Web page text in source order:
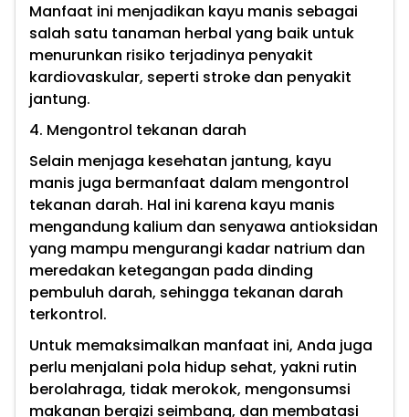
Manfaat ini menjadikan kayu manis sebagai
salah satu tanaman herbal yang baik untuk
menurunkan risiko terjadinya penyakit
kardiovaskular, seperti stroke dan penyakit
jantung.
4. Mengontrol tekanan darah
Selain menjaga kesehatan jantung, kayu
manis juga bermanfaat dalam mengontrol
tekanan darah. Hal ini karena kayu manis
mengandung kalium dan senyawa antioksidan
yang mampu mengurangi kadar natrium dan
meredakan ketegangan pada dinding
pembuluh darah, sehingga tekanan darah
terkontrol.
Untuk memaksimalkan manfaat ini, Anda juga
perlu menjalani pola hidup sehat, yakni rutin
berolahraga, tidak merokok, mengonsumsi
makanan bergizi seimbang, dan membatasi